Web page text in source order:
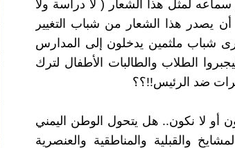
لمثل هذا الشعار ( لا دراسة ولا
هذا الشعار من شباب التغيير
شباب ملثمين يدخلون إلى المدارس
الطلاب والطالبات الأطفال لترك
ضد الرئيس!!؟؟
لا نكون.. هل يتحول الوطن اليمني
والقبلية والمناطقية والعنصرية